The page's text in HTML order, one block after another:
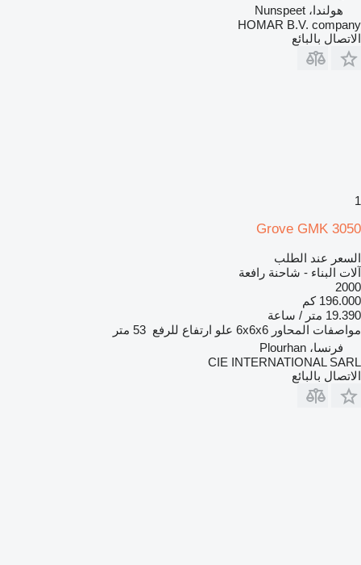
هولندا، Nunspeet
HOMAR B.V. company
الاتصال بالبائع
1
Grove GMK 3050
السعر عند الطلب
آلات البناء - شاحنة رافعة
2000
196.000 كم
19.390 متر / ساعة
مواصفات المحاور 6x6x6 علو ارتفاع للرفع 53 متر
فرنسا، Plourhan
CIE INTERNATIONAL SARL
الاتصال بالبائع